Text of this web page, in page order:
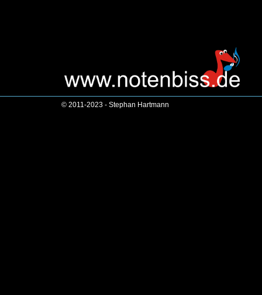
© 2011-2023 - Stephan Hartmann